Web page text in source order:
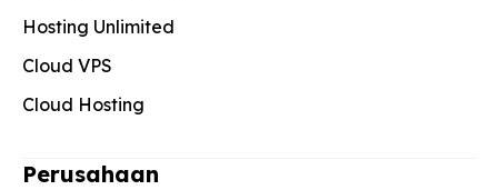
Hosting Unlimited
Cloud VPS
Cloud Hosting
Perusahaan